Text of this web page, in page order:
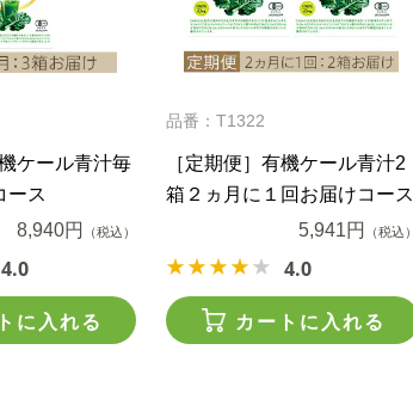
ケール青汁毎
ース
8,940円
（税込）
4.0
に入れる
品番：T1322
［定期便］有機ケール青汁2
箱２ヵ月に１回お届けコース
5,941円
（税込）
4.0
カートに入れる